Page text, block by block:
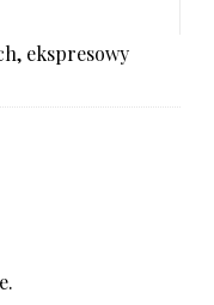
ekspresowy